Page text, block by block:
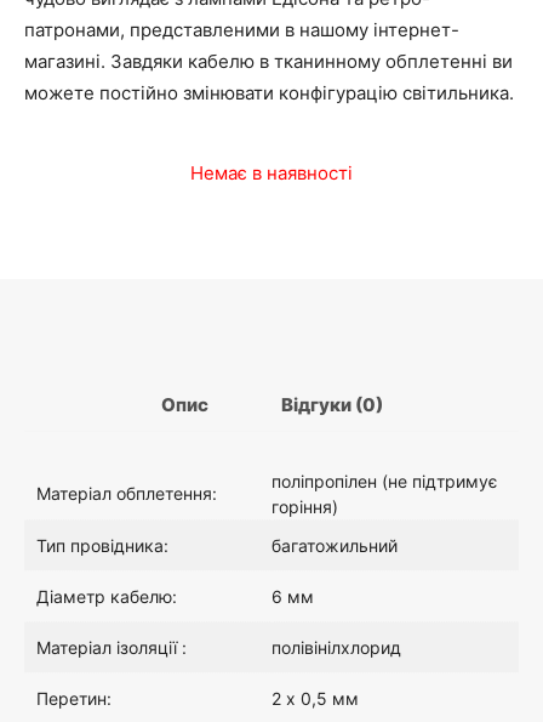
і
ц
і
н
а
ч
а
1
6
патронами, представленими в нашому інтернет-
магазині. Завдяки кабелю в тканинному обплетенні ви
можете постійно змінювати конфігурацію світильника.
Немає в наявності
Опис Відгуки (0)
Матеріал обплетення:
поліпропілен (не підтримує
горіння)
Тип провідника:
багатожильний
Діаметр кабелю: 6 мм
Матеріал ізоляції : полівінілхлорид
Перетин: 2 х 0,5 мм